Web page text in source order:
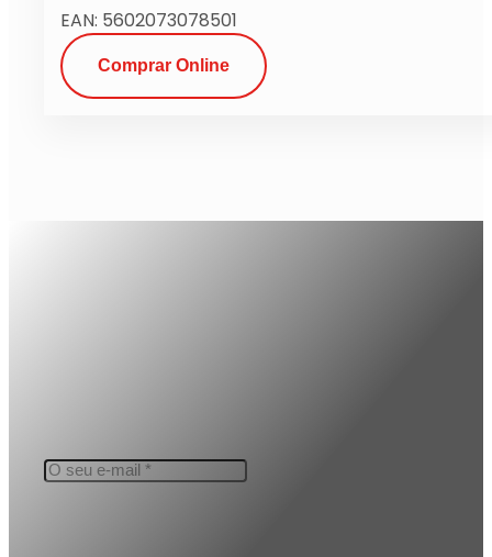
EAN: 5602073078501
Comprar Online